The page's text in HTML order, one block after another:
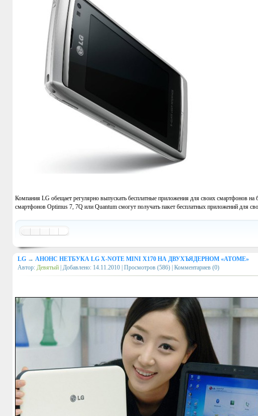
Компания LG обещает регулярно выпускать бесплатные приложения для своих смартфонов
смартфонов Optimus 7, 7Q или Quantum смогут получать пакет бесплатных приложений для
LG → АНОНС НЕТБУКА LG X-NOTE MINI X170 НА ДВУХЪЯДЕРНОМ «АТОМЕ»
Автор: Девятый | Добавлено: 14.11.2010 | Просмотров (586) | Комментариев (0)